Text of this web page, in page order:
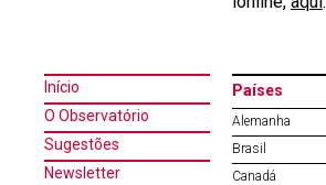
Início
O Observatório
Sugestões
Newsletter
Países
Alemanha
Brasil
Canadá